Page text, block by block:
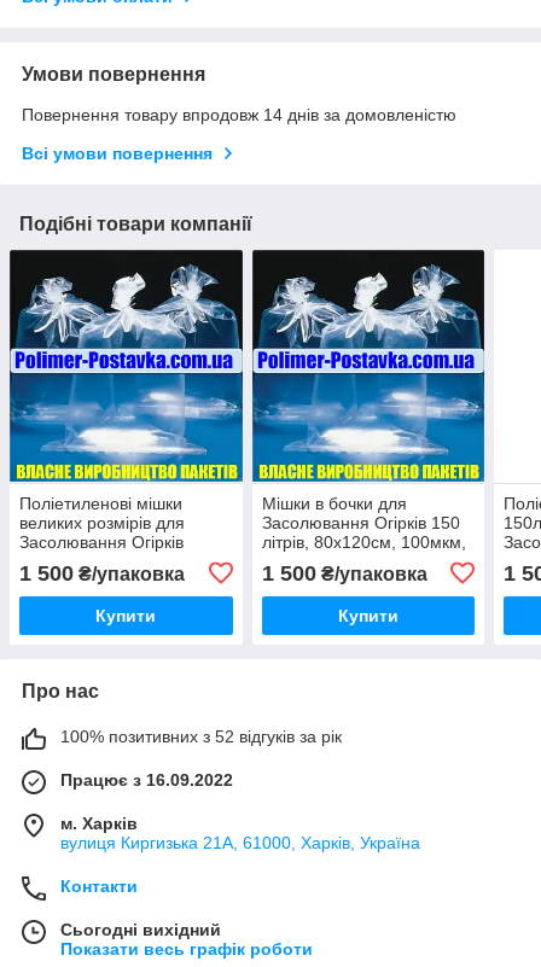
Умови повернення
Повернення товару впродовж 14 днів за домовленістю
Всі умови повернення
Подібні товари компанії
Поліетиленові мішки
великих розмірів для
Засолювання Огірків
бочки 150 літрів) 20шт
1 500 ₴/упаковка
Купити
Мішки в бочки для
Засолювання Огірків 150
літрів, 80х120см, 100мкм,
1 500₴/упаковка
Купити
1
Про нас
100% позитивних з 52 відгуків за рік
Працює з 16.09.2022
м. Харків
вулиця Киргизька 21А, 61000, Харків, Україна
Контакти
Сьогодні вихідний
Показати весь графік роботи